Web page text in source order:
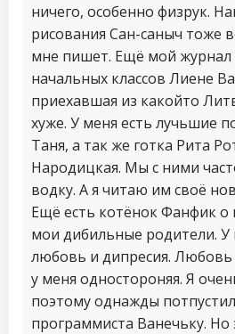
ничего, особенно физрук.
рисования Сан-саныч тоже
мне пишет. Ещё мой журнал
начальных классов Лиене
приехавшая из какойто
хуже. У меня есть лучьшие
Таня, а так же готка Рита
Народицкая. Мы с ними
водку. А я читаю им своё
Ещё есть котёнок Фанфик
мои дибильные родители. У
любовь и дипресия.
у меня одностороняя. Я
поэтому однажды
программиста Ванечьку. Но